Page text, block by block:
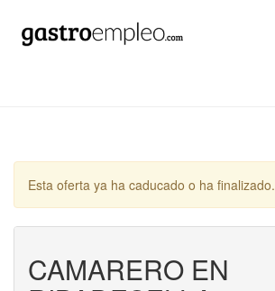
Esta oferta ya ha caducado o ha finalizado.
CAMARERO EN